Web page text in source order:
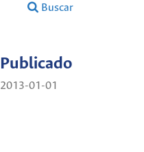
Buscar
Publicado
2013-01-01